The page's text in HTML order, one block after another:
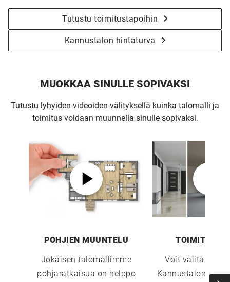
Tutustu toimitustapoihin
Kannustalon hintaturva
MUOKKAA SINULLE SOPIVAKSI
Tutustu lyhyiden videoiden välityksellä kuinka talomalli ja
toimitus voidaan muunnella sinulle sopivaksi.
POHJIEN MUUNTELU
Jokaisen talomallimme
pohjaratkaisua on helppo
Voit valita
Kannustalon